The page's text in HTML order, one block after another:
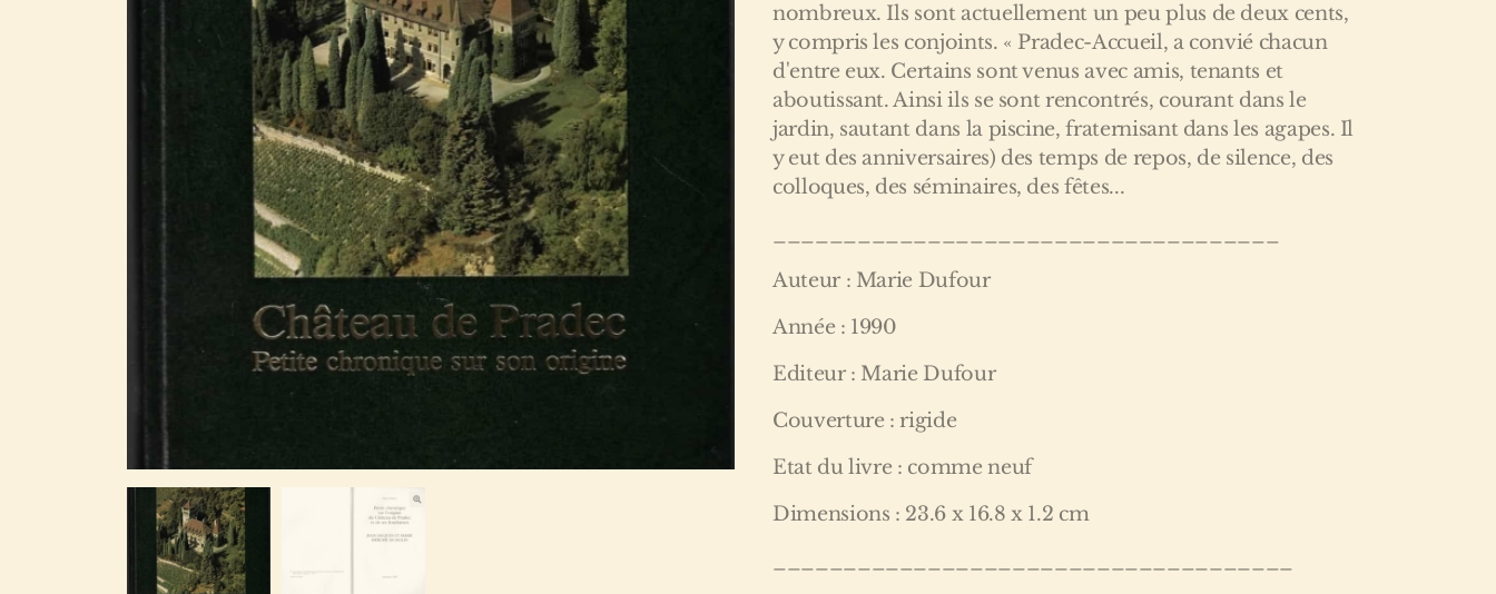
nombreux. Ils sont actuellement un peu plus de deux cents,
y compris les conjoints. « Pradec-Accueil, a convié chacun
d'entre eux. Certains sont venus avec amis, tenants et
aboutissant. Ainsi ils se sont rencontrés, courant dans le
jardin, sautant dans la piscine, fraternisant dans les agapes. Il
y eut des anniversaires) des temps de repos, de silence, des
colloques, des séminaires, des fêtes...
Auteur : Marie Dufour
Année : 1990
Editeur : Marie Dufour
Couverture : rigide
Etat du livre : comme neuf
Dimensions : 23.6 x 16.8 x 1.2 cm